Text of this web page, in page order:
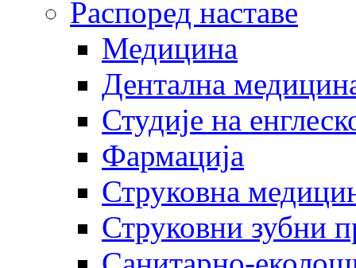
Распоред наставе
Медицина
Дентална
Студије на
Фармација
Струковна
Струковни зубни